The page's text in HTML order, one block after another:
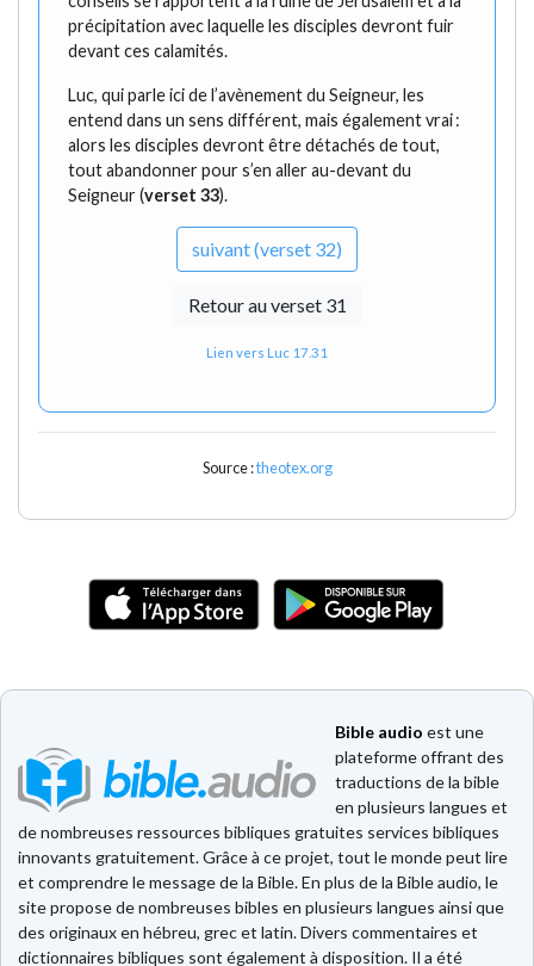
précipitation avec laquelle les disciples devront fuir
devant ces calamités.
Luc, qui parle ici de l’avènement du Seigneur, les
entend dans un sens différent, mais également vrai :
alors les disciples devront être détachés de tout,
tout abandonner pour s’en aller au-devant du
Seigneur (verset 33).
suivant (verset 32)
Retour au verset 31
Lien vers Luc 17.31
Source :theotex.org
Bible audio est une
plateforme offrant des
traductions de la bible
en plusieurs langues et
de nombreuses ressources bibliques gratuites services bibliques
innovants gratuitement. Grâce à ce projet, tout le monde peut lire
et comprendre le message de la Bible. En plus de la Bible audio, le
site propose de nombreuses bibles en plusieurs langues ainsi que
des originaux en hébreu, grec et latin. Divers commentaires et
dictionnaires bibliques sont également à disposition. Il a été